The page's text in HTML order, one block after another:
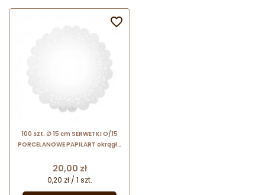
100 szt. ∅ 15 cm SERWETKI O/15
PORCELANOWE PAPILART okrągłe
Cena
20,00 zł
0,20 zł / 1 szt.
